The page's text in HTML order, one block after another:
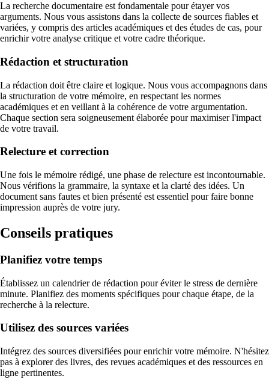
La recherche documentaire est fondamentale pour étayer vos
arguments. Nous vous assistons dans la collecte de sources fiables et
variées, y compris des articles académiques et des études de cas, pour
enrichir votre analyse critique et votre cadre théorique.
Rédaction et structuration
La rédaction doit être claire et logique. Nous vous accompagnons dans
la structuration de votre mémoire, en respectant les normes
académiques et en veillant à la cohérence de votre argumentation.
Chaque section sera soigneusement élaborée pour maximiser l'impact
de votre travail.
Relecture et correction
Une fois le mémoire rédigé, une phase de relecture est incontournable.
Nous vérifions la grammaire, la syntaxe et la clarté des idées. Un
document sans fautes et bien présenté est essentiel pour faire bonne
impression auprès de votre jury.
Conseils pratiques
Planifiez votre temps
Établissez un calendrier de rédaction pour éviter le stress de dernière
minute. Planifiez des moments spécifiques pour chaque étape, de la
recherche à la relecture.
Utilisez des sources variées
Intégrez des sources diversifiées pour enrichir votre mémoire. N'hésitez
pas à explorer des livres, des revues académiques et des ressources en
ligne pertinentes.